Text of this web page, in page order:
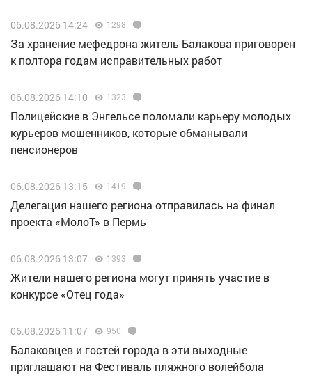
06.08.2026 14:24 1298
За хранение мефедрона житель Балакова приговорен
к полтора годам исправительных работ
06.08.2026 14:10 1323
Полицейские в Энгельсе поломали карьеру молодых
курьеров мошенников, которые обманывали
пенсионеров
06.08.2026 13:15 1419
Делегация нашего региона отправилась на финал
проекта «МолоТ» в Пермь
06.08.2026 13:07 1393
Жители нашего региона могут принять участие в
конкурсе «Отец года»
06.08.2026 11:07 950
Балаковцев и гостей города в эти выходные
приглашают на Фестиваль пляжного волейбола